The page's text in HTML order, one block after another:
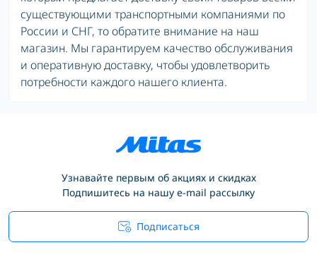
существующими транспортными компаниями по
России и СНГ, то обратите внимание на наш
магазин. Мы гарантируем качество обслуживания
и оперативную доставку, чтобы удовлетворить
потребности каждого нашего клиента.
Узнавайте первым об акциях и скидках
Подпишитесь на нашу e-mail рассылку
Подписаться